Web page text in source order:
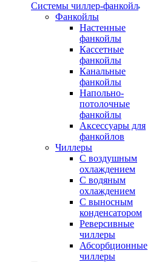
Системы чиллер-фанкойл
Фанкойлы
Настенные
фанкойлы
Кассетные
фанкойлы
Канальные
фанкойлы
Напольно-
потолочные
фанкойлы
Аксессуары для
фанкойлов
Чиллеры
С воздушным
охлаждением
С водяным
охлаждением
С выносным
конденсатором
Реверсивные
чиллеры
Абсорбционные
чиллеры